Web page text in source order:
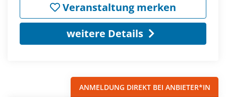
Veranstaltung merken
weitere Details
ANMELDUNG DIREKT BEI ANBIETER*IN